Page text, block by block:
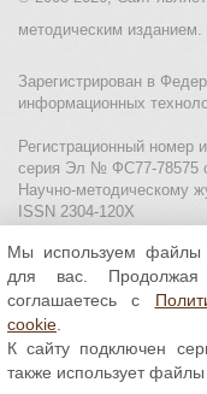
методическим изданием.
Зарегистрирован в
информационных
Регистрационный номер
серия Эл № ФС77-78575
Научно-методическому
ISSN 2304-120X
МЦИТО|Школьные
Политика
защиты персональных
Все
Commons С указанием
Мы используем файлы
для вас. Продолжая
соглашаетесь с
cookie
К сайту подключен
также использует